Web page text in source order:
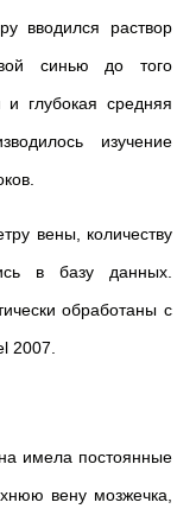
вводился раствор
синью до того
глубокая средняя
изучение
вены, количеству
в базу данных.
обработаны с
2007.
имела постоянные
вену мозжечка,